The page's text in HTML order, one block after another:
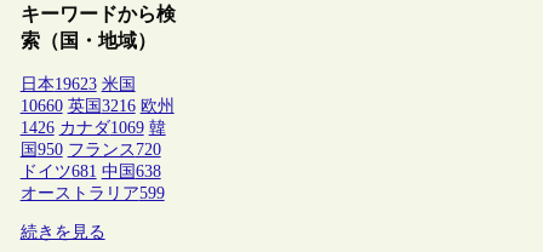
キーワードから検
索（国・地域）
日本19623 米国
10660 英国 3216 欧州
1426 カナダ1069 韓
国 950 フランス 720
ドイツ681 中国 638
オーストラリア599
続きを見る